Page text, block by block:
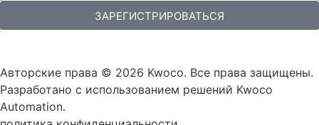
ЗАРЕГИСТРИРОВАТЬСЯ
Авторские права © 2026 Kwoco. Все права защищены.
Разработано с использованием решений Kwoco
Automation.